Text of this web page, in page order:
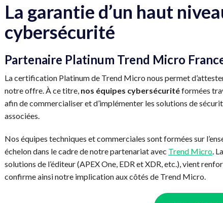
La garantie d’un haut
cybersécurité
Partenaire Platinum Trend Micro
La certification Platinum de Trend Micro nous permet
notre offre. À ce titre, nos équipes cybersécuritéformées
afin de commercialiser et d’implémenter les solutions de
associées.
Nos équipes techniques et commerciales sont formées sur
échelon dans le cadre de notre partenariat avec Trend Micro. La
solutions de l’éditeur (APEX One, EDR et XDR, etc.), vient
confirme ainsi notre implication aux côtés de Trend Micro.